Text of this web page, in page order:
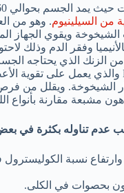
من السيلينيوم. وهو من
ويقوي الجهاز
الشيخوخة. ويقلل من
عدم تناوله بكثرة في
نسبة
بحصوات في الكلى.